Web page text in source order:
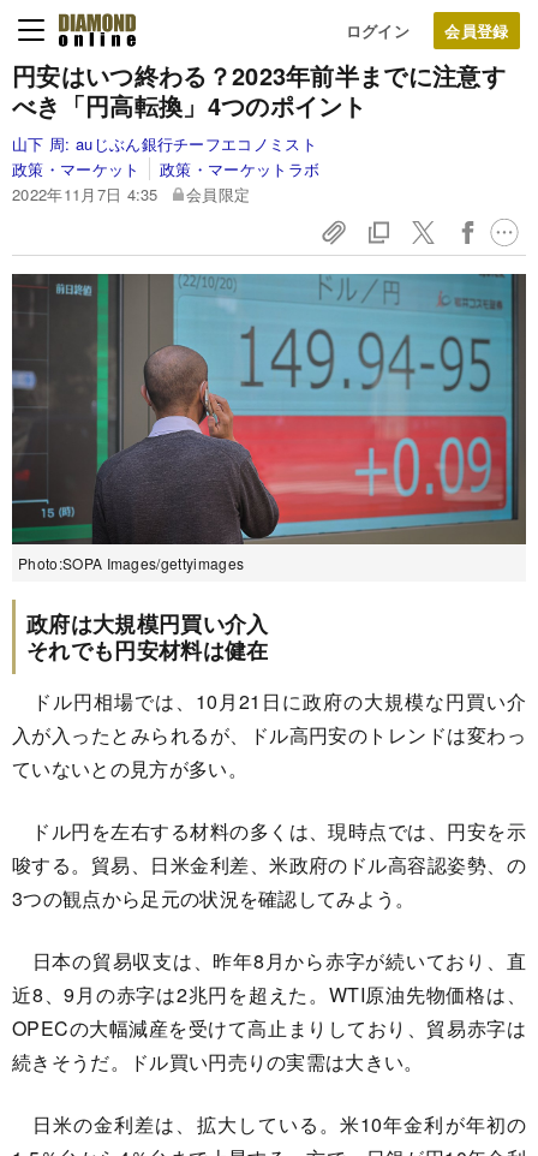
ログイン
円安はいつ終わる？2023年前半までに注意す
べき「円高転換」4つのポイント
山下 周: auじぶん銀行チーフエコノミスト
政策・マーケット
政策・マーケットラボ
2022年11月7日 4:35
会員限定
Photo:SOPA Images/gettyimages
政府は大規模円買い介入
それでも円安材料は健在
ドル円相場では、10月21日に政府の大規模な円買い介
入が入ったとみられるが、ドル高円安のトレンドは変わっ
ていないとの見方が多い。
ドル円を左右する材料の多くは、現時点では、円安を示
唆する。貿易、日米金利差、米政府のドル高容認姿勢、の
3つの観点から足元の状況を確認してみよう。
日本の貿易収支は、昨年8月から赤字が続いており、直
近8、9月の赤字は2兆円を超えた。WTI原油先物価格は、
OPECの大幅減産を受けて高止まりしており、貿易赤字は
続きそうだ。ドル買い円売りの実需は大きい。
日米の金利差は、拡大している。米10年金利が年初の